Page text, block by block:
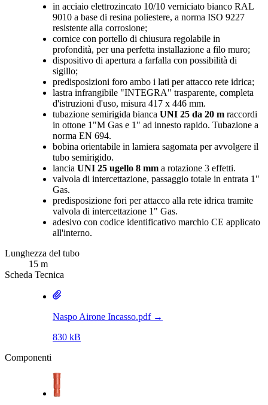
in acciaio elettrozincato 10/10 verniciato bianco RAL
9010 a base di resina poliestere, a norma ISO 9227
resistente alla corrosione;
cornice con portello di chiusura regolabile in
profondità, per una perfetta installazione a filo muro;
dispositivo di apertura a farfalla con possibilità di
sigillo;
predisposizioni foro ambo i lati per attacco rete idrica;
lastra infrangibile "INTEGRA" trasparente, completa
d'istruzioni d'uso, misura 417 x 446 mm.
tubazione semirigida bianca UNI 25 da 20 m raccordi
in ottone 1"M Gas e 1" ad innesto rapido. Tubazione a
norma EN 694.
bobina orientabile in lamiera sagomata per avvolgere il
tubo semirigido.
lancia UNI 25 ugello 8 mm a rotazione 3 effetti.
valvola di intercettazione, passaggio totale in entrata 1"
Gas.
predisposizione fori per attacco alla rete idrica tramite
valvola di intercettazione 1" Gas.
adesivo con codice identificativo marchio CE applicato
all'interno.
Lunghezza del tubo
15 m
Scheda Tecnica
Naspo Airone Incasso.pdf→
830 kB
Componenti